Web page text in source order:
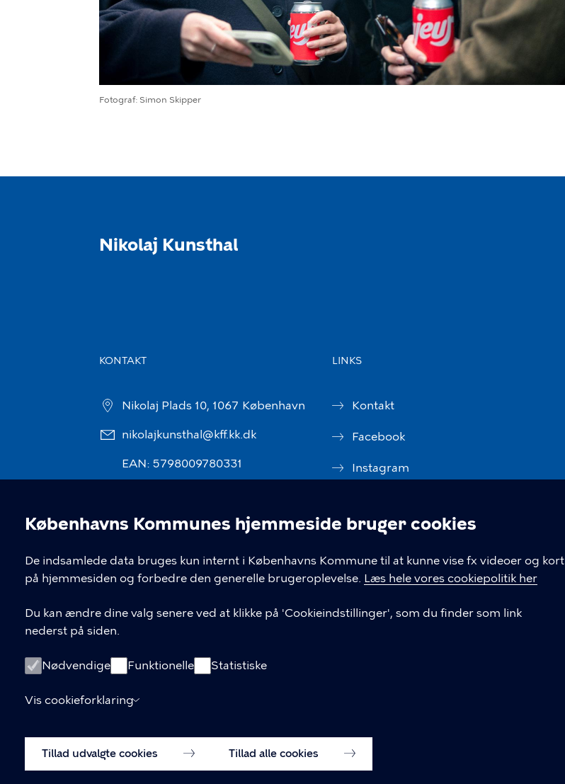
Cookieindstillinger
Københavns Kommunes hjemmeside bruger cookies
De indsamlede data bruges kun internt i Københavns Kommune til at kunne vise fx videoer og kort
på hjemmesiden og forbedre den generelle brugeroplevelse. Læs hele vores cookiepolitik her
Du kan ændre dine valg senere ved at klikke på 'Cookieindstillinger', som du finder som link
nederst på siden.
Nødvendige Funktionelle Statistiske
Vis cookieforklaring
Tillad udvalgte cookies Tillad alle cookies
Fotograf Simon Skipper
Nikolaj Kunsthal
KONTAKT
Nikolaj Plads 10, 1067 København
nikolajkunsthal@kff.kk.dk
EAN: 5798009780331
LINKS
Kontakt
Facebook
Instagram
Tilgængelighedserklæring
Cookiepolitik